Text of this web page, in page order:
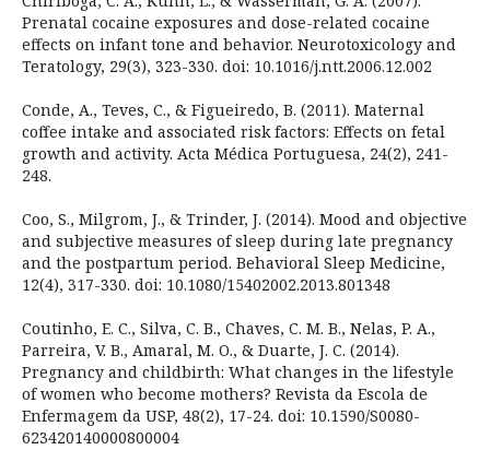
Prenatal cocaine exposures and dose-related cocaine
effects on infant tone and behavior. Neurotoxicology and
Teratology, 29(3), 323-330. doi: 10.1016/j.ntt.2006.12.002
Conde, A., Teves, C., & Figueiredo, B. (2011). Maternal
coffee intake and associated risk factors: Effects on fetal
growth and activity. Acta Médica Portuguesa, 24(2), 241-
248.
Coo, S., Milgrom, J., & Trinder, J. (2014). Mood and objective
and subjective measures of sleep during late pregnancy
and the postpartum period. Behavioral Sleep Medicine,
12(4), 317-330. doi: 10.1080/15402002.2013.801348
Coutinho, E. C., Silva, C. B., Chaves, C. M. B., Nelas, P. A.,
Parreira, V. B., Amaral, M. O., & Duarte, J. C. (2014).
Pregnancy and childbirth: What changes in the lifestyle
of women who become mothers? Revista da Escola de
Enfermagem da USP, 48(2), 17-24. doi: 10.1590/S0080-
623420140000800004